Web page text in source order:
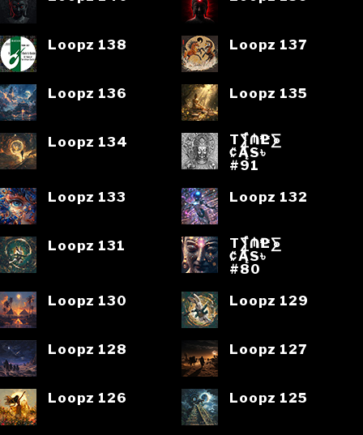
Loopz 138 Loopz 137
Loopz 136 Loopz 135
Loopz 134
T⨋₼₱L⨊
₡ĄS৳
#91
Loopz 133
Loopz 132
Loopz 131
T⨋₼₱L⨊
₡ĄS৳
#80
Loopz 130
Loopz 129
Loopz 128 Loopz 127
Loopz 126 Loopz 125